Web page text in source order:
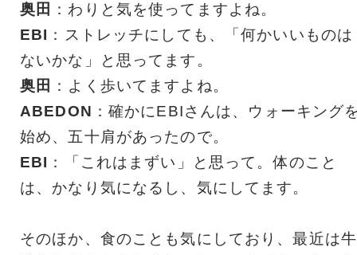
奥田
：わりと気を使ってますよね。
EBI ：ストレッチにしても、「何かいいものは
ないかな」と思ってます。
奥田
：よく歩いてますよね。
ABEDON ：確かにEBIさんは、ウォーキング
始め、五十肩があったので。
EBI ：「これはまずい」と思って。体のこと
は、かなり気になるし、気にしてます。
そのほか、食のことも気にしており、最近は牛